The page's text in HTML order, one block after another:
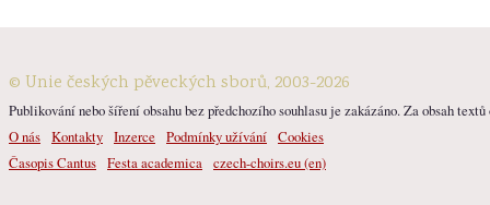
© Unie českých pěveckých sborů, 2003-2026
Publikování nebo šíření obsahu bez předchozího souhlasu je zakázáno. Za obsah
O nás Kontakty Inzerce Podmínky užívání Cookies
Časopis Cantus Festa academica czech-choirs.eu (en)